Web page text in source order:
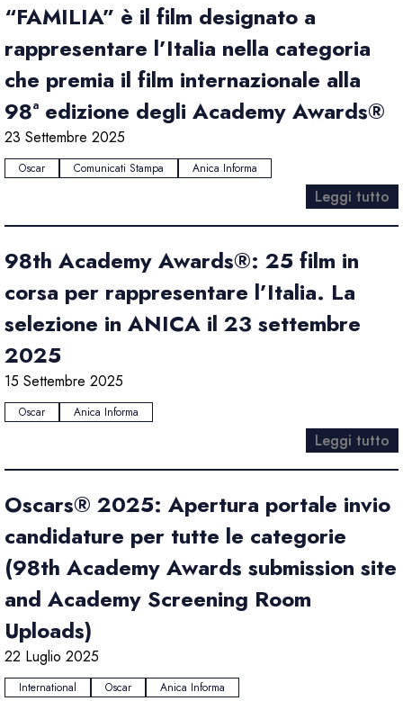
“FAMILIA” è il film designato a
rappresentare l’Italia nella categoria
che premia il film internazionale alla
98ª edizione degli Academy Awards®
23 Settembre 2025
Oscar Comunicati Stampa Anica Informa
Leggi tutto
98th Academy Awards®: 25 film in
corsa per rappresentare l’Italia. La
selezione in ANICA il 23 settembre
2025
15 Settembre 2025
Oscar Anica Informa
Leggi tutto
Oscars® 2025: Apertura portale invio
candidature per tutte le categorie
(98th Academy Awards submission site
and Academy Screening Room
Uploads)
22 Luglio 2025
International Oscar Anica Informa